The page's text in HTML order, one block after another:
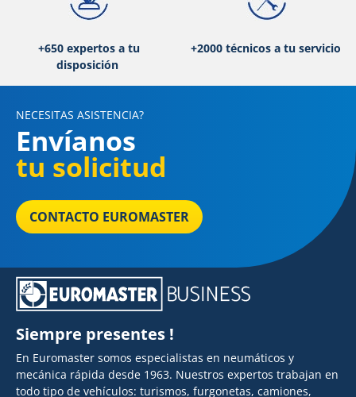
+650 expertos a tu
disposición
+2000 técnicos a tu servicio
NECESITAS ASISTENCIA?
Envíanos
tu solicitud
CONTACTO EUROMASTER
Siempre presentes !
En Euromaster somos especialistas en neumáticos y
mecánica rápida desde 1963. Nuestros expertos trabajan en
todo tipo de vehículos: turismos, furgonetas, camiones,